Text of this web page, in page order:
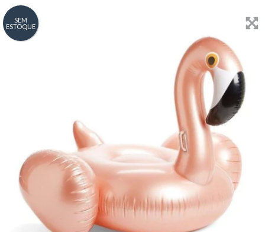
SEM
ESTOQUE